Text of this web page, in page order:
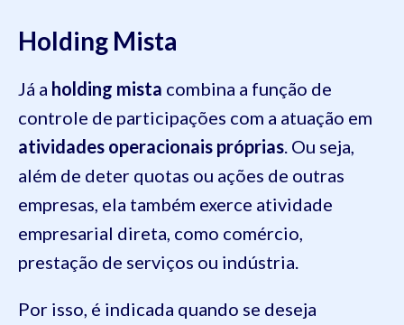
Holding Mista
Já a holding mista combina a função de
controle de participações com a atuação em
atividades operacionais próprias . Ou seja,
além de deter quotas ou ações de outras
empresas, ela também exerce atividade
empresarial direta, como comércio,
prestação de serviços ou indústria.
Por isso, é indicada quando se deseja